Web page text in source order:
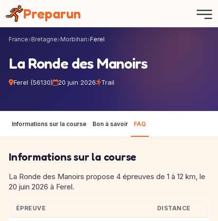
Preparun
France Bretagne Morbihan Ferel
La Ronde des Manoirs
Ferel (56130) 20 juin 2026 Trail
Informations sur la course Bon à savoir FAQ
Informations sur la course
La Ronde des Manoirs propose 4 épreuves de 1 à 12 km, le
20 juin 2026 à Ferel.
ÉPREUVE DISTANCE
Panneau de gestion des cookies